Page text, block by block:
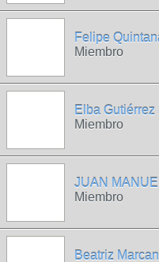
Felipe
Miembro
Elba Gutiérrez
Miembro
JUAN
Miembro
Beatriz